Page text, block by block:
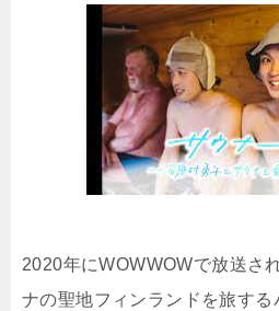
2020年にWOWWOWで放送さ
ナの聖地フィンランドを旅する